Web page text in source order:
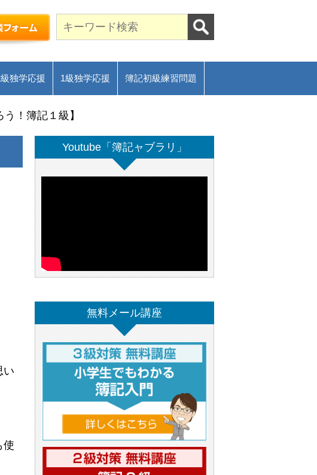
級を短期合格に導く通信講座～
ご相談フォーム
独学応援 1級独学応援 簿記初級練習問題
！簿記１級】
い
使
Youtube「簿記ャブラリ」
無料メール講座